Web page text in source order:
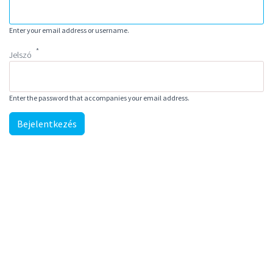
Enter your email address or username.
Jelszó
Enter the password that accompanies your email address.